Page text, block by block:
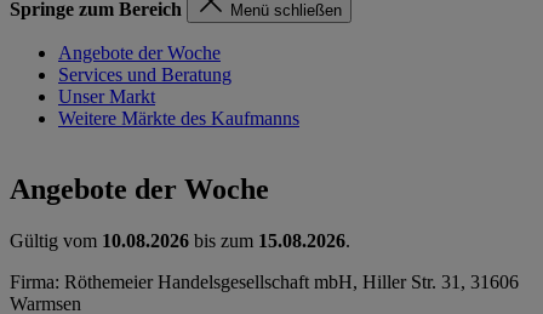
Springe zum Bereich Menü schließen
Angebote der Woche
Services und Beratung
Unser Markt
Weitere Märkte des Kaufmanns
Angebote der Woche
Gültig vom 10.08.2026 bis zum 15.08.2026.
Firma: Röthemeier Handelsgesellschaft mbH, Hiller Str. 31, 31606
Warmsen